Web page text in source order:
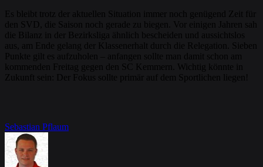
Es bleibt trotz der aktuellen Situation immer noch genügend Zeit für
den SVD, die Saison noch gerade zu biegen. Vor einigen Jahren sah
die Bilanz in der Bezirksliga ähnlich bescheiden und aussichtslos
aus, am Ende gelang der Klassenerhalt durch die Relegation. Sieben
Punkte gilt es aufzuholen – anfangen sollte man damit schon am
kommenden Freitag gegen den SC Kemmern. Wichtig könnte in
Zukunft sein: Der Fokus sollte primär auf dem Sportlichen liegen!
Sebastian Pflaum